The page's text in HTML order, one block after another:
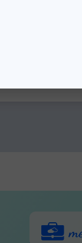
Wahl:
anzeigen